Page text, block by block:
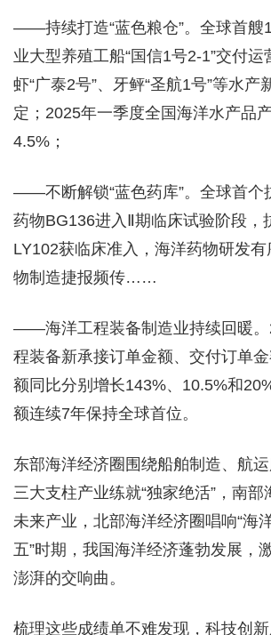
——持续打造“蓝色粮仓”。全球首艘
业大型养殖工船“国信1号2-1”交付
虾“广泰2号”、牙鲆“圣航1号”等水产
定；2025年一季度全国海洋水产品
4.5%；
——不断解锁“蓝色药库”。全球首个
药物BG136进入Ⅱ期临床试验阶段，
LY102获临床准入，海洋药物研发
物制造捷报频传……
——海洋工程装备制造业持续回暖。
程装备新承接订单金额、交付订单
额同比分别增长143%、10.5%和
额连续7年保持全球首位。
东部海洋经济圈围绕船舶制造、航
三大支柱产业练就“独家绝活”，南部
未来产业，北部海洋经济圈唱响“海
五”时期，我国海洋经济蓬勃发展，
澎湃的交响曲。
梳理这些成绩单不难发现，科技创